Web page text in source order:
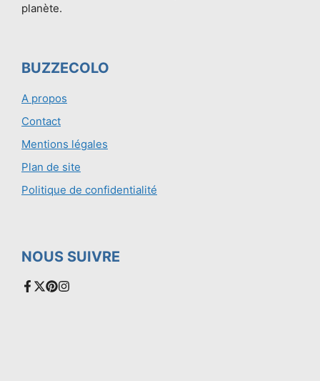
planète.
BUZZECOLO
A propos
Contact
Mentions légales
Plan de site
Politique de confidentialité
NOUS SUIVRE